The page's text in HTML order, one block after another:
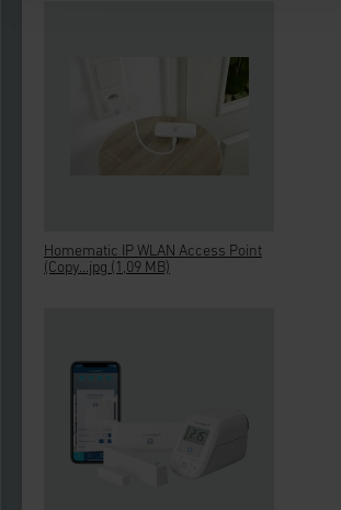
Cookies ablehnen oder ihr ganz
zustimmen. Ihre erteilte
anpassen oder widerrufen. Ihre
Einstellungen können dazu führen,
Homematic IP WLAN Access Point
(Copy...jpg (1,09 MB)